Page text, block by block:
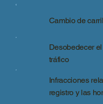
Cambio de
Desobedecer
tráfico
Infracciones
registro y las